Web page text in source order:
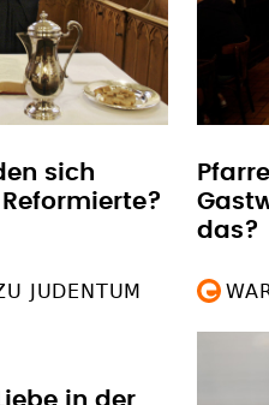
sich
das?
JUDENTUM